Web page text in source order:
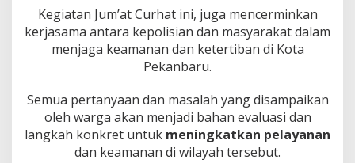
Kegiatan Jum’at Curhat ini, juga mencerminkan
kerjasama antara kepolisian dan masyarakat dalam
menjaga keamanan dan ketertiban di Kota
Pekanbaru.
Semua pertanyaan dan masalah yang disampaikan
oleh warga akan menjadi bahan evaluasi dan
langkah konkret untuk meningkatkan pelayanan
dan keamanan di wilayah tersebut.